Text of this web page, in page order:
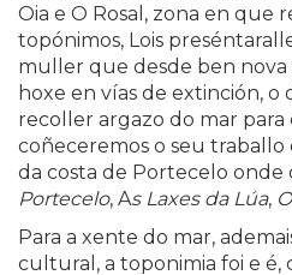
Oia e O Rosal, zona en que
topónimos, Lois
muller que desde ben
hoxe en vías de extinción, o
recoller argazo do mar para
coñeceremos o seu traballo
da costa de Portecelo onde
Portecelo, As Laxes da Lúa,
Para a xente do mar,
cultural, a toponimia foi e é,